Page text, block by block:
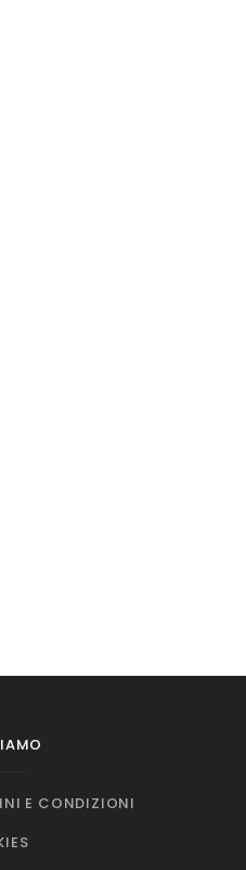
E CONDIZIONI